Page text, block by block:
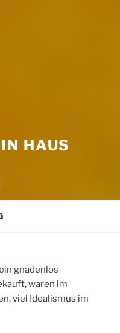
HAUS
gnadenlos
waren im
viel Idealismus im